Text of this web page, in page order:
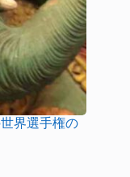
界選手権の